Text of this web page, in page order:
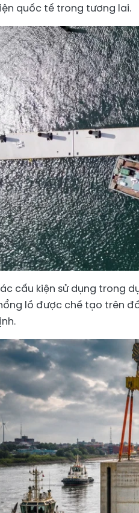
quốc tế trong tương lai.
cấu kiện sử dụng trong
lồ được chế tạo trên